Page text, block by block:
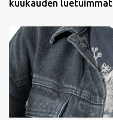
n
t
i
kuukauden luetuimmat